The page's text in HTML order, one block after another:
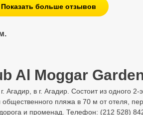
Показать больше отзывов
Al Moggar
в г. Агадир. Состоит из одного
пляжа в 70 м от отеля,
и променад. Телефон: (212 528)